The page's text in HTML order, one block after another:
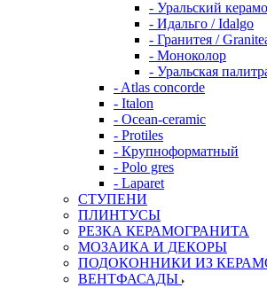
- Уральский
- Идальго / Idalgo
- Гранитея /
- Моноколор
- Уральская
- Atlas concorde
- Italon
- Ocean-ceramic
- Protiles
- Крупноформатный
- Polo gres
- Laparet
СТУПЕНИ
ПЛИНТУСЫ
РЕЗКА КЕРАМОГРАНИТА
МОЗАИКА И ДЕКОРЫ
ПОДОКОННИКИ ИЗ
ВЕНТФАСАДЫ